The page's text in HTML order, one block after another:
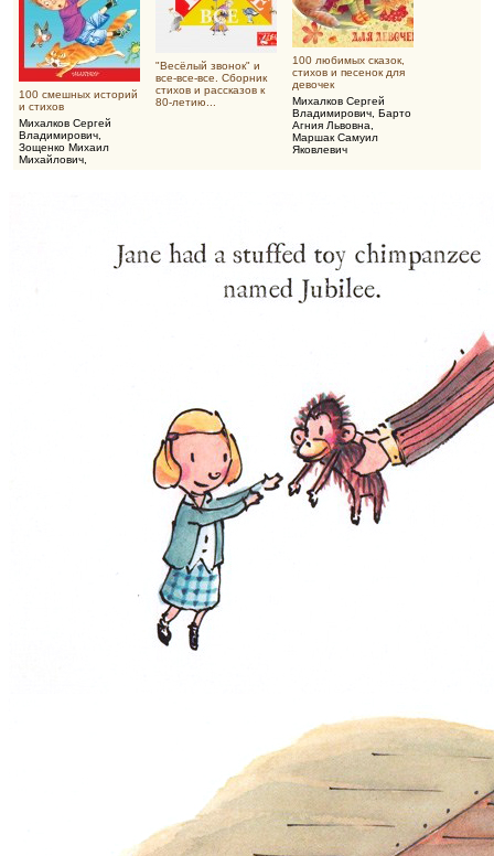
100 смешных историй
и стихов
Михалков Сергей
Владимирович
Зощенко Михаил
Михайлович
"Весёлый звонок" и
все-все-все. Сборник
стихов и рассказов к
80-летию...
100 любимых сказок,
стихов и песенок для
девочек
Михалков Сергей
Владимирович Барто
Агния Львовна
Маршак Самуил
Яковлевич